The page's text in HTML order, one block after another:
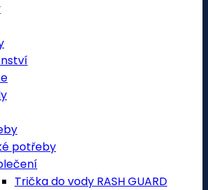
potřeby
Trička do vody RASH GUARD